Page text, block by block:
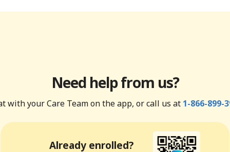
Need help from us?
with your Care Team on the app, or call us at 1-866-899-
Already enrolled?